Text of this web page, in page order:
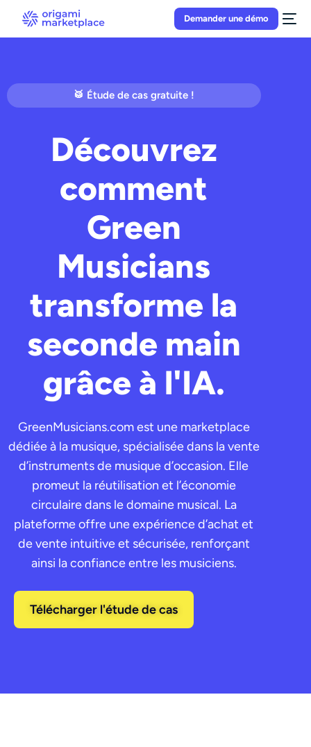
Demander une démo
🥁 Étude de cas gratuite !
Découvrez
comment
Green
Musicians
transforme la
seconde main
grâce à l'IA.
GreenMusicians.com est une marketplace
dédiée à la musique, spécialisée dans la vente
d’instruments de musique d’occasion. Elle
promeut la réutilisation et l’économie
circulaire dans le domaine musical. La
plateforme offre une expérience d’achat et
de vente intuitive et sécurisée, renforçant
ainsi la confiance entre les musiciens.
Télécharger l'étude de cas